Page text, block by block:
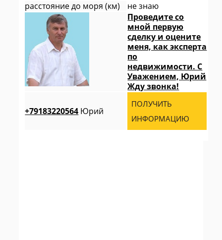
расстояние до моря (км)
не знаю
Проведите со
мной первую
сделку и оцените
меня, как эксперта
по
недвижимости. С
Уважением, Юрий
Жду звонка!
+79183220564 Юрий
ПОЛУЧИТЬ
ИНФОРМАЦИЮ